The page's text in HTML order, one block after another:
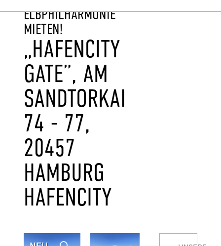
ELBPHILHARMONIE
MIETEN!
„HAFENCITY
GATE”, AM
SANDTORKAI
74 - 77,
20457
HAMBURG
HAFENCITY